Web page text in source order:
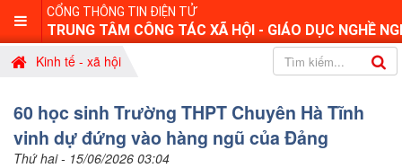
CỔNG THÔNG TIN ĐIỆN TỬ
TRUNG TÂM CÔNG TÁC XÃ HỘI - GIÁO DỤC NGHỀ
Kinh tế - xã hội
60 học sinh Trường THPT Chuyên Hà Tĩnh
vinh dự đứng vào hàng ngũ của Đảng
Thứ hai - 15/06/2026 03:04